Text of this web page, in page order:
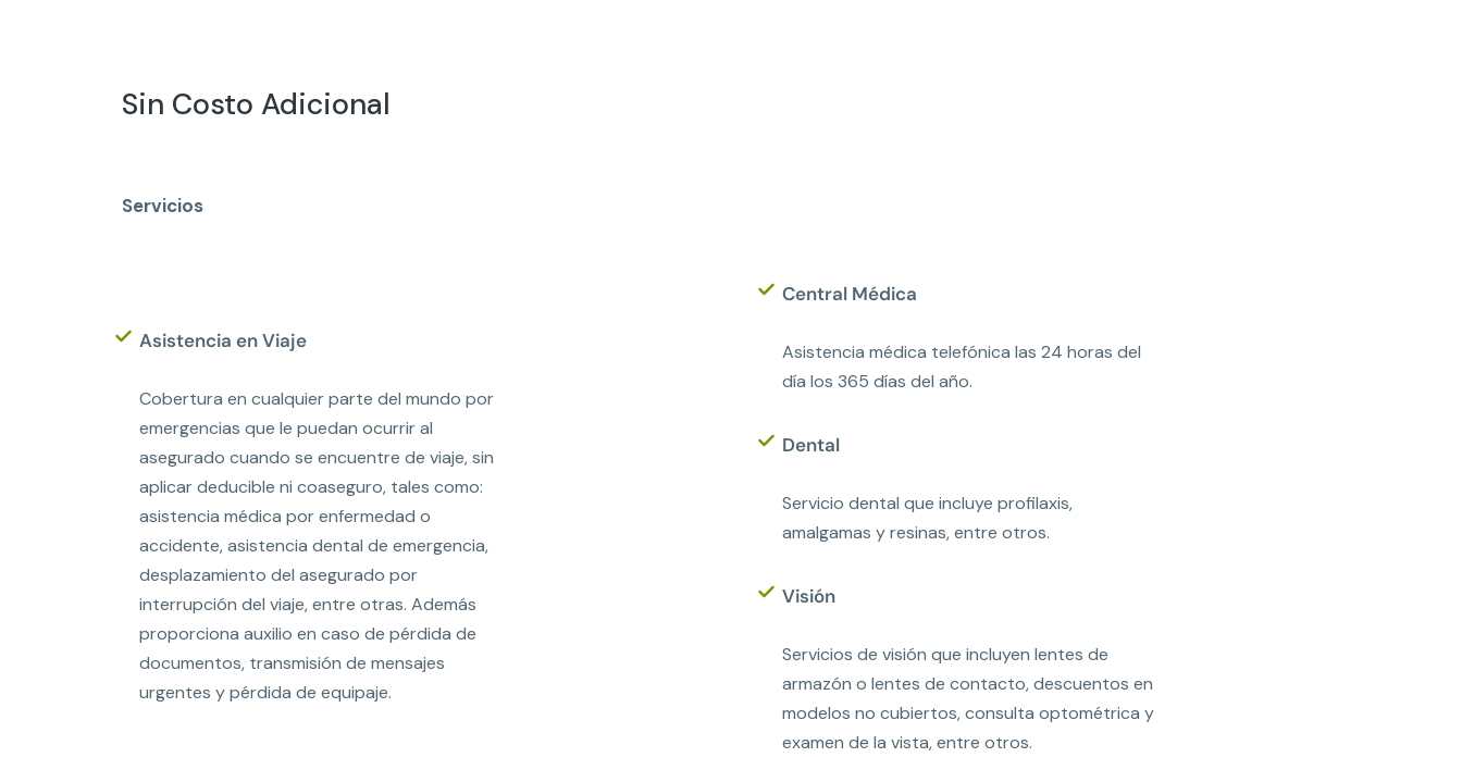
Sin Costo Adicional
Servicios
Asistencia en Viaje
Cobertura en cualquier parte del mundo por
emergencias que le puedan ocurrir al
asegurado cuando se encuentre de viaje, sin
aplicar deducible ni coaseguro, tales como:
asistencia médica por enfermedad o
accidente, asistencia dental de emergencia,
desplazamiento del asegurado por
interrupción del viaje, entre otras. Además
proporciona auxilio en caso de pérdida de
documentos, transmisión de mensajes
urgentes y pérdida de equipaje.
Central Médica
Asistencia médica telefónica las 24 horas del
día los 365 días del año.
Dental
Servicio dental que incluye profilaxis,
amalgamas y resinas, entre otros.
Visión
Servicios de visión que incluyen lentes de
armazón o lentes de contacto, descuentos en
modelos no cubiertos, consulta optométrica y
examen de la vista, entre otros.